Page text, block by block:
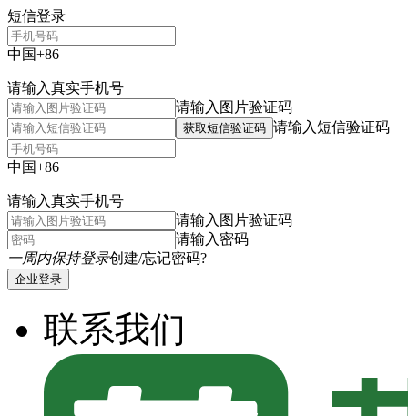
短信登录
中国+86
请输入真实手机号
请输入图片验证码
获取短信验证码 请输入短信验证码
中国+86
请输入真实手机号
请输入图片验证码
请输入密码
一周内保持登录创建/忘记密码?
企业登录
联系我们